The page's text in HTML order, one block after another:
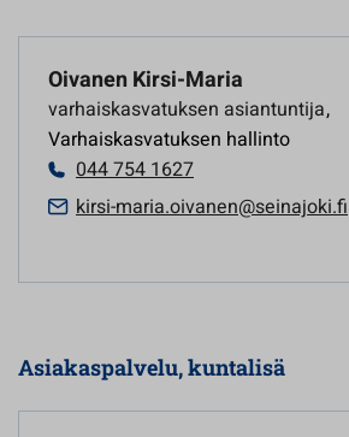
Oivanen Kirsi-Maria
varhaiskasvatuksen asiantuntija,
Varhaiskasvatuksen hallinto
044 754 1627
kirsi-maria.oivanen@seinajoki.fi
Asiakaspalvelu, kuntalisä